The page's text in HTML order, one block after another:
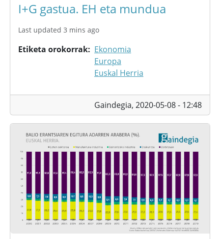
I+G gastua. EH eta mundua
Last updated 3 mins ago
Etiketa orokorrak
Ekonomia
Europa
Euskal Herria
Gaindegia, 2020-05-08 - 12:48